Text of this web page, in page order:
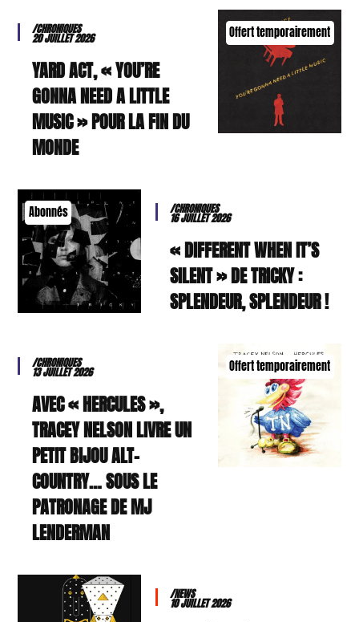
Offert temporairement
/CHRONIQUES
20 JUILLET 2026
YARD ACT, « YOU’RE
GONNA NEED A LITTLE
MUSIC » POUR LA FIN DU
MONDE
Abonnés /CHRONIQUES
16 JUILLET 2026
« DIFFERENT WHEN IT’S
SILENT » DE TRICKY :
SPLENDEUR, SPLENDEUR !
Offert temporairement
/CHRONIQUES
13 JUILLET 2026
AVEC « HERCULES »,
TRACEY NELSON LIVRE UN
PETIT BIJOU ALT-
COUNTRY… SOUS LE
PATRONAGE DE MJ
LENDERMAN
/NEWS
10 JUILLET 2026